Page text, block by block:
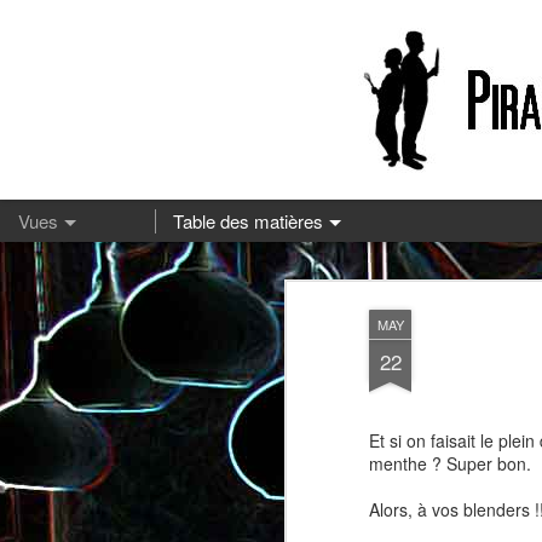
MAY
22
Et si on faisait le
menthe ? Super bon.
Alors, à vos blenders
Pizza à la mozzarella et à la
13